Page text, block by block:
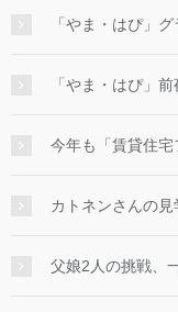
「やま・はぴ」
「やま・はぴ」前
今年も「賃貸住
カトネンさんの
父娘2人の挑戦、